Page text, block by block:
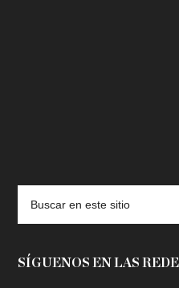
SÍGUENOS EN LAS